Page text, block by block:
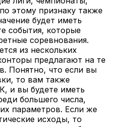
этому признаку также
будет иметь
события, которые
соревнования.
из нескольких
предлагают на те
Понятно, что если вы
то вам также
и вы будете иметь
большего числа,
параметров. Если же
исходы, то